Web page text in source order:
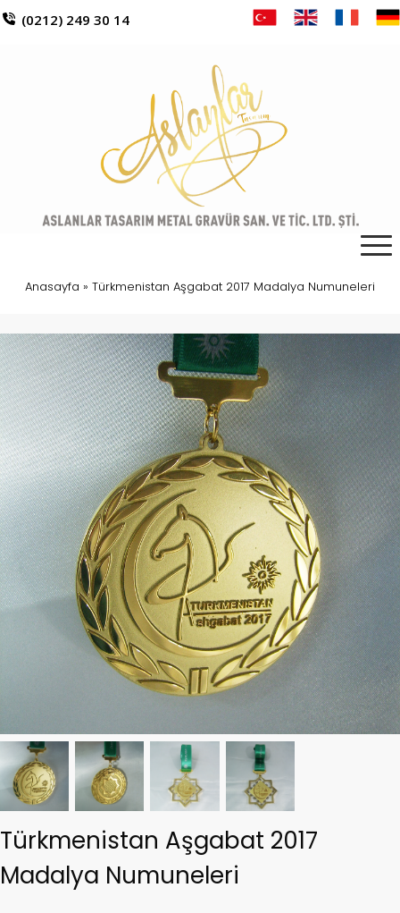
(0212) 249 30 14
Anasayfa » Türkmenistan Aşgabat 2017 Madalya Numuneleri
Türkmenistan Aşgabat 2017
Madalya Numuneleri